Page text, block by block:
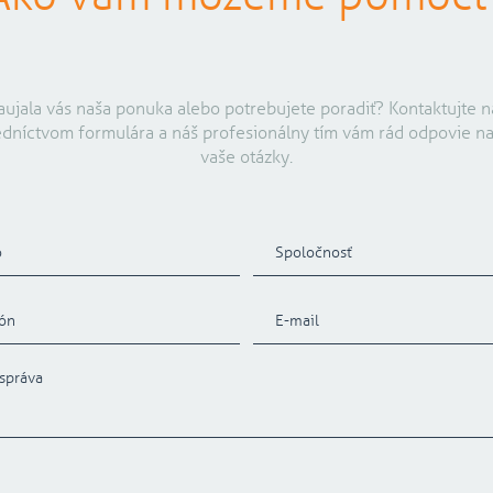
vás naša ponuka alebo potrebujete poradiť? Kontaktujte
formulára a náš profesionálny tím vám rád odpovie
vaše otázky.